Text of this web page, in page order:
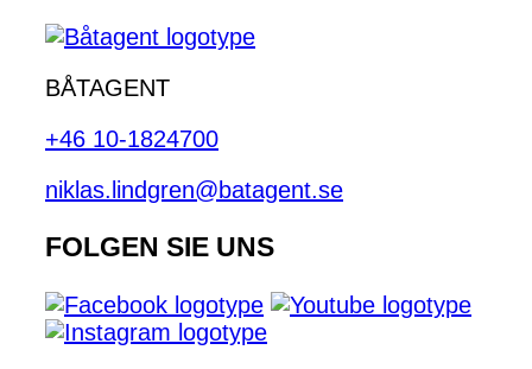
BÅTAGENT
+46 10-1824700
niklas.lindgren@batagent.se
FOLGEN SIE UNS